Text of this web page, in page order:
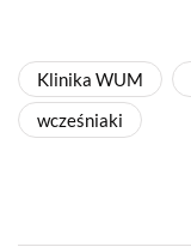
Klinika WUM
wcześniaki